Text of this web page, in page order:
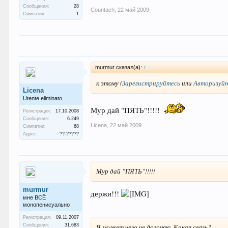
Сообщения:
28
Симпатии:
1
Countach 22 май 2009
Licena
Utente eliminato
Регистрация:
17.10.2008
Сообщения:
6.249
Симпатии:
68
Адрес:
??-?????
murmur сказал(а): ↑
к этому(Зарегистрируйтесьили
Мур дай "ПЯТЬ"!!!!!
Licena 22 май 2009
murmur
мне ВСЁ
монопенисуально
Регистрация:
09.11.2007
Сообщения:
31.683
Мур дай "ПЯТЬ"!!!!!
держи!!!